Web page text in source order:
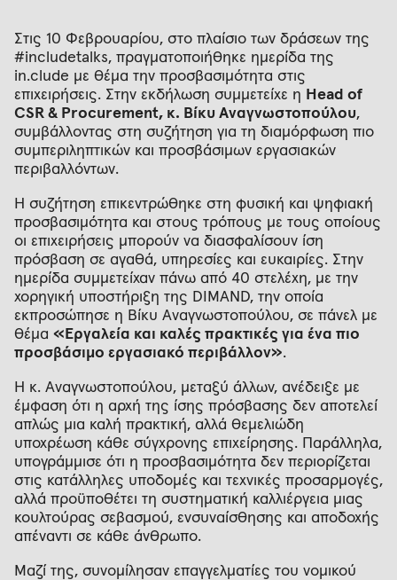
Στις 10 Φεβρουαρίου, στο πλαίσιο των δράσεων της
#includetalks, πραγματοποιήθηκε ημερίδα της
in.clude με θέμα την προσβασιμότητα στις
επιχειρήσεις. Στην εκδήλωση συμμετείχε η Head of
CSR & Procurement, κ. Βίκυ Αναγνωστοπούλου,
συμβάλλοντας στη συζήτηση για τη διαμόρφωση πιο
συμπεριληπτικών και προσβάσιμων εργασιακών
περιβαλλόντων.
Η συζήτηση επικεντρώθηκε στη φυσική και ψηφιακή
προσβασιμότητα και στους τρόπους με τους οποίους
οι επιχειρήσεις μπορούν να διασφαλίσουν ίση
πρόσβαση σε αγαθά, υπηρεσίες και ευκαιρίες. Στην
ημερίδα συμμετείχαν πάνω από 40 στελέχη, με την
χορηγική υποστήριξη της DIMAND, την οποία
εκπροσώπησε η Βίκυ Αναγνωστοπούλου, σε πάνελ με
θέμα «Εργαλεία και καλές πρακτικές για ένα πιο
προσβάσιμο εργασιακό περιβάλλον».
Η κ. Αναγνωστοπούλου, μεταξύ άλλων, ανέδειξε με
έμφαση ότι η αρχή της ίσης πρόσβασης δεν αποτελεί
απλώς μια καλή πρακτική, αλλά θεμελιώδη
υποχρέωση κάθε σύγχρονης επιχείρησης. Παράλληλα,
υπογράμμισε ότι η προσβασιμότητα δεν περιορίζεται
στις κατάλληλες υποδομές και τεχνικές προσαρμογές,
αλλά προϋποθέτει τη συστηματική καλλιέργεια μιας
κουλτούρας σεβασμού, ενσυναίσθησης και αποδοχής
απέναντι σε κάθε άνθρωπο.
Μαζί της, συνομίλησαν επαγγελματίες του νομικού